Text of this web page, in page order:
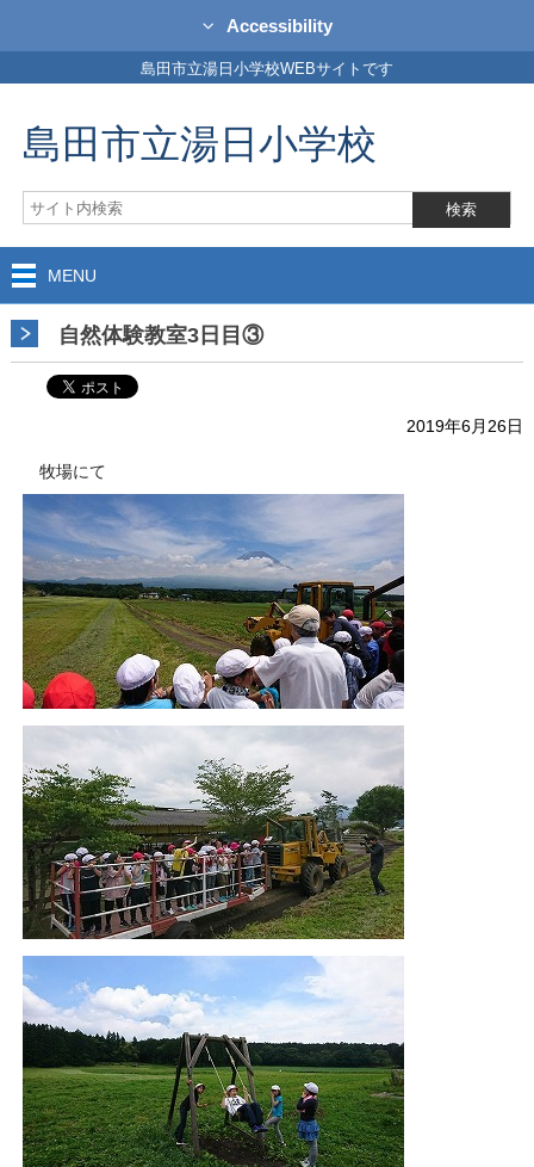
Accessibility
島田市立湯日小学校WEBサイトです
島田市立湯日小学校
MENU
自然体験教室3日目③
2019年6月26日
牧場にて